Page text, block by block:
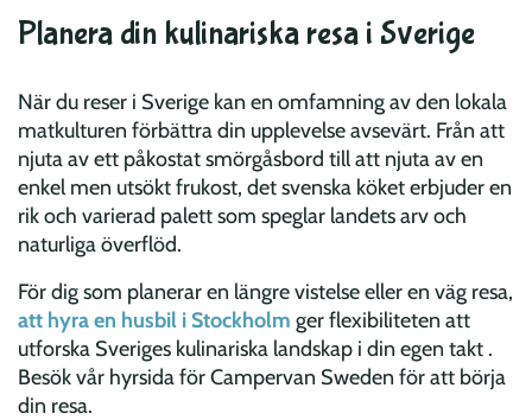
Planera din kulinariska resa i Sverige
När du reser i Sverige kan en omfamning av den lokala
matkulturen förbättra din upplevelse avsevärt. Från att
njuta av ett påkostat smörgåsbord till att njuta av en
enkel men utsökt frukost, det svenska köket erbjuder en
rik och varierad palett som speglar landets arv och
naturliga överflöd.
För dig som planerar en längre vistelse eller en väg resa,
att hyra en husbil i Stockholm ger flexibiliteten att
utforska Sveriges kulinariska landskap i din egen takt .
Besök vår hyrsida för Campervan Sweden för att börja
din resa.